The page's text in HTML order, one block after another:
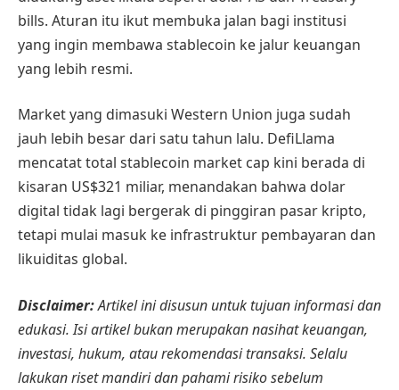
bills. Aturan itu ikut membuka jalan bagi institusi
yang ingin membawa stablecoin ke jalur keuangan
yang lebih resmi.
Market yang dimasuki Western Union juga sudah
jauh lebih besar dari satu tahun lalu. DefiLlama
mencatat total stablecoin market cap kini berada di
kisaran US$321 miliar, menandakan bahwa dolar
digital tidak lagi bergerak di pinggiran pasar kripto,
tetapi mulai masuk ke infrastruktur pembayaran dan
likuiditas global.
Disclaimer:Artikel ini disusun untuk tujuan informasi dan
edukasi. Isi artikel bukan merupakan nasihat keuangan,
investasi, hukum, atau rekomendasi transaksi. Selalu
lakukan riset mandiri dan pahami risiko sebelum